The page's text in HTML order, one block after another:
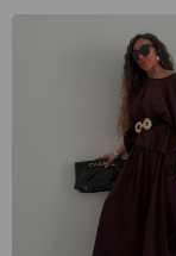
Boy: 101 cm